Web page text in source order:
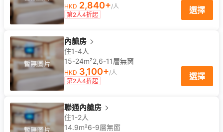
HKD 2,840+/人
第2人4折起
選擇
內艙房
住1-4人
15-24m²2,6-11層無窗
HKD 3,100+/人
第2人4折起
選擇
聯通內艙房
住1-2人
14.9m²6-9層無窗